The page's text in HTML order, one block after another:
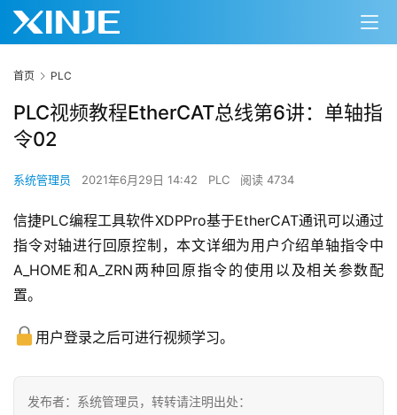
首页 PLC
PLC视频教程EtherCAT总线第6讲：单轴指
令02
系统管理员 2021年6月29日 14:42 PLC 阅读 4734
信捷PLC编程工具软件XDPPro基于EtherCAT通讯可以通过
指令对轴进行回原控制，本文详细为用户介绍单轴指令中
A_HOME和A_ZRN两种回原指令的使用以及相关参数配
置。
用户登录之后可进行视频学习。
发布者：系统管理员，转转请注明出处：